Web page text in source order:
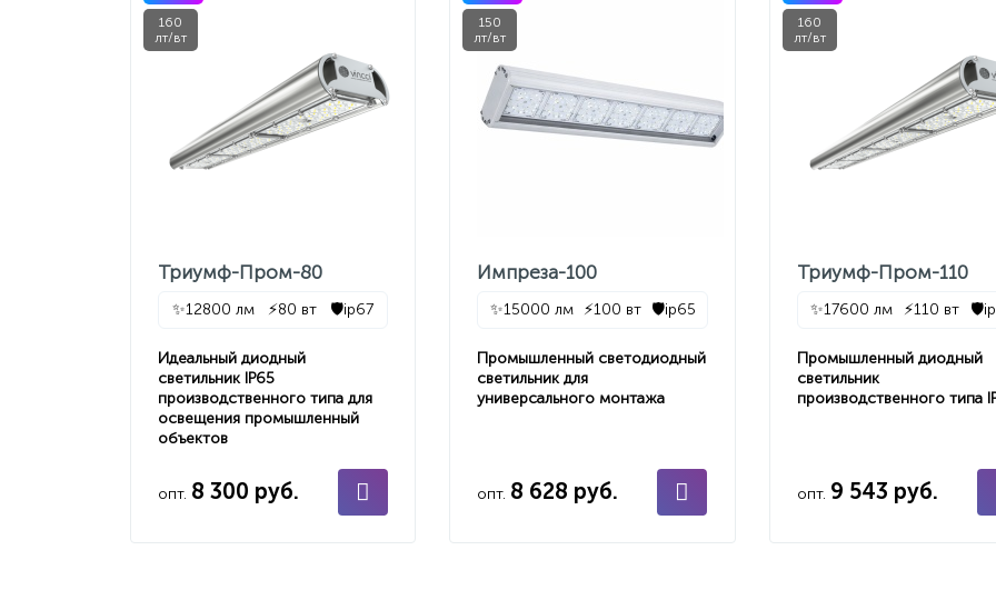
160
лт/вт
Триумф-Пром-80
✨12800 лм ⚡80 вт 🛡️ip67
Идеальный диодный
светильник IP65
производственного типа для
освещения промышленный
объектов
опт. 8 300 руб.
150
лт/вт
Импреза-100
✨15000 лм ⚡100 вт 🛡️ip65
Промышленный светодиодный
светильник для
универсального монтажа
опт. 8 628 руб.
160
лт/вт
Триумф-Пром-110
✨17600 лм ⚡110 вт 🛡️
Промышленный диодный
светильник
производственного типа
опт. 9 543 руб.